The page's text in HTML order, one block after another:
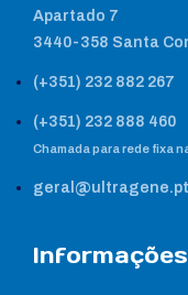
Apartado 7
3440-358 Santa
(+351) 232 882 267
(+351) 232 888 460
Chamada para rede fixa
geral@ultragene.pt
Informações